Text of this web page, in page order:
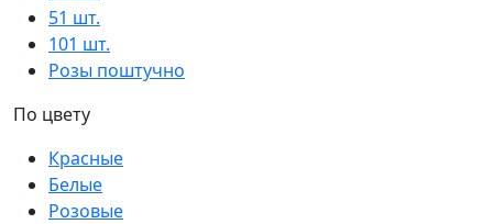
51 шт.
101 шт.
Розы поштучно
По цвету
Красные
Белые
Розовые